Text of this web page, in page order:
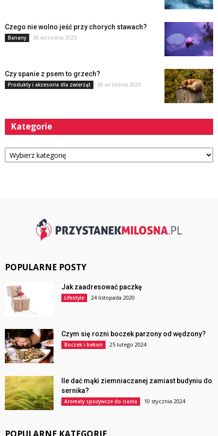
Czego nie wolno jeść przy chorych stawach?
Banany 30 września 2025
Czy spanie z psem to grzech?
Produkty i akcesoria dla zwierząt 30 września 2025
Kategorie
Kategorie
POPULARNE POSTY
Jak zaadresować paczkę
Lifestyle 24 listopada 2020
Czym się rozni boczek parzony od wędzony?
Boczek i bekon 25 lutego 2024
Ile dać mąki ziemniaczanej zamiast budyniu do
sernika?
Aromaty spożywcze do ciasta 10 stycznia 2024
POPULARNE KATEGORIE